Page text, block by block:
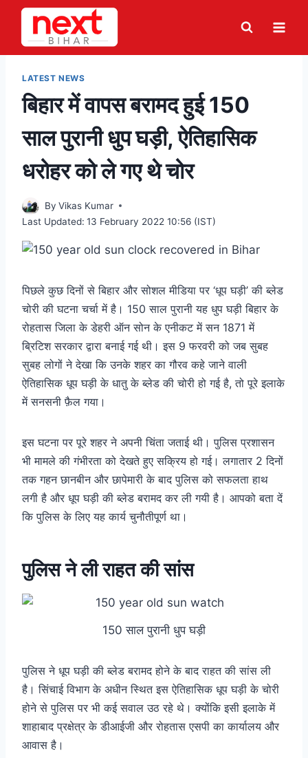
Skip
content
LATEST NEWS
बिहार में वापस बरामद हुई 150
साल पुरानी धुप घड़ी, ऐतिहासिक
धरोहर को ले गए थे चोर
By Vikas Kumar
Last Updated: 13 February 2022 10:56 (IST)
पिछले कुछ दिनों से बिहार और सोशल मीडिया पर ‘धूप घड़ी’ की ब्लेड
चोरी की घटना चर्चा में है। 150 साल पुरानी यह धुप घड़ी बिहार के
रोहतास जिला के डेहरी ऑन सोन के एनीकट में सन 1871 में
ब्रिटिश सरकार द्वारा बनाई गई थी। इस 9 फरवरी को जब सुबह
सुबह लोगों ने देखा कि उनके शहर का गौरव कहे जाने वाली
ऐतिहासिक धूप घड़ी के धातु के ब्लेड की चोरी हो गई है, तो पूरे इलाके
में सनसनी फ़ैल गया।
इस घटना पर पूरे शहर ने अपनी चिंता जताई थी। पुलिस प्रशासन
भी मामले की गंभीरता को देखते हुए सक्रिय हो गई। लगातार 2 दिनों
तक गहन छानबीन और छापेमारी के बाद पुलिस को सफलता हाथ
लगी है और धूप घड़ी की ब्लेड बरामद कर ली गयी है। आपको बता दें
कि पुलिस के लिए यह कार्य चुनौतीपूर्ण था।
पुलिस ने ली राहत की सांस
150 साल पुरानी धुप घड़ी
पुलिस ने धूप घड़ी की ब्लेड बरामद होने के बाद राहत की सांस ली
है। सिंचाई विभाग के अधीन स्थित इस ऐतिहासिक धूप घड़ी के चोरी
होने से पुलिस पर भी कई सवाल उठ रहे थे। क्योंकि इसी इलाके में
शाहाबाद प्रक्षेत्र के डीआईजी और रोहतास एसपी का कार्यालय और
आवास है।